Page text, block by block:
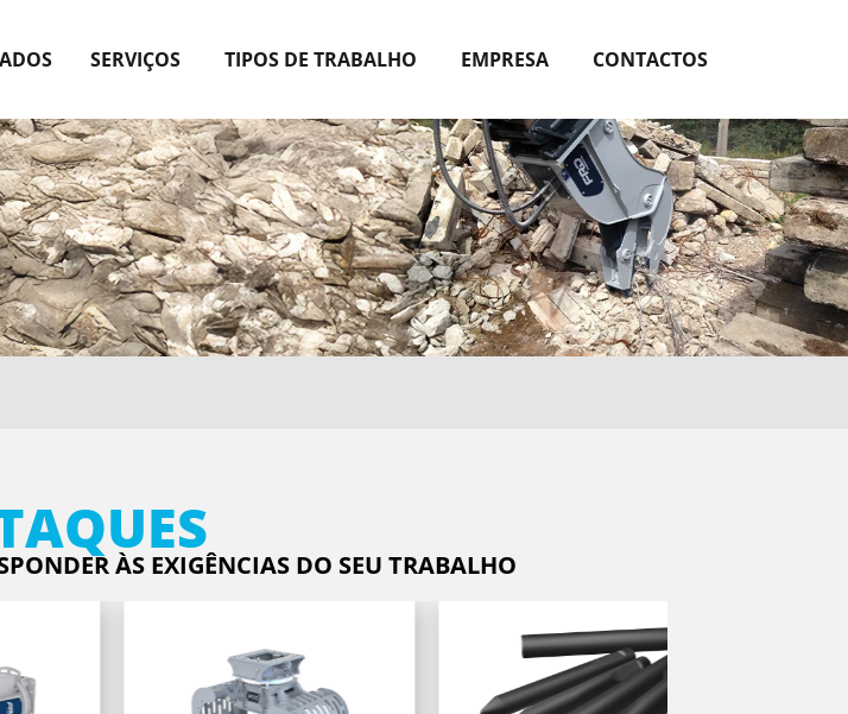
SERVIÇOS TIPOS DE TRABALHO EMPRESA CONTACTOS
ÀS EXIGÊNCIAS DO SEU TRABALHO